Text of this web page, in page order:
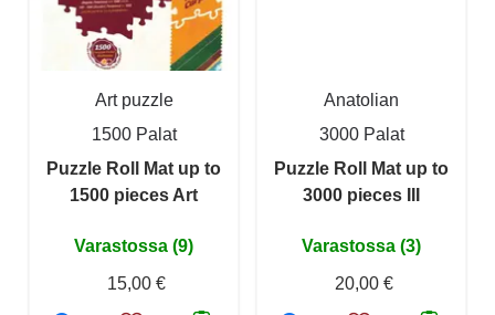
Art puzzle
1500 Palat
Puzzle Roll Mat up to
1500 pieces Art
Varastossa (9)
15,00 €
Anatolian
3000 Palat
Puzzle Roll Mat up to
3000 pieces III
Varastossa (3)
20,00 €